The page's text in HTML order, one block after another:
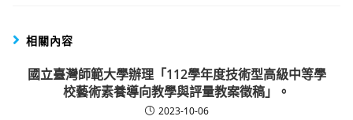
相關內容
國立臺灣師範大學辦理「112學年度技術型高級中等學
校藝術素養導向教學與評量教案徵稿」。
2023-10-06